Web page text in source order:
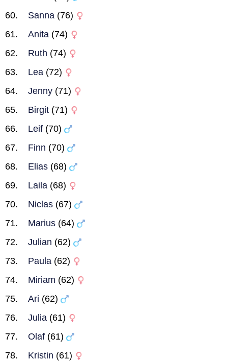
Sanna (76)
Anita (74)
Ruth (74)
Lea (72)
Jenny (71)
Birgit (71)
Leif (70)
Finn (70)
Elias (68)
Laila (68)
Niclas (67)
Marius (64)
Julian (62)
Paula (62)
Miriam (62)
Ari (62)
Julia (61)
Olaf (61)
Kristin (61)